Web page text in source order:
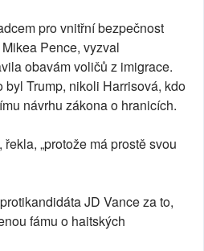
pro vnitřní bezpečnost
Pence, vyzval
obavám voličů z imigrace.
byl Trump, nikoli Harrisová, kdo
návrhu zákona o hranicích.
„protože má prostě svou
JD Vance za to,
fámu o haitských